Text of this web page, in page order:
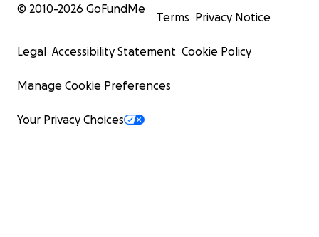
© 2010-2026 GoFundMe
Terms Privacy Notice
Legal Accessibility Statement Cookie Policy
Manage Cookie Preferences
Your Privacy Choices